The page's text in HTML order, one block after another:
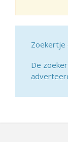
Zoekertje
De